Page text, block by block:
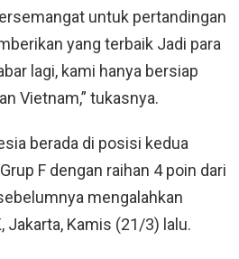
untuk pertandingan
yang terbaik Jadi para
lagi, kami hanya bersiap
Vietnam,” tukasnya.
berada di posisi kedua
F dengan raihan 4 poin dari
mengalahkan
Jakarta, Kamis (21/3) lalu.